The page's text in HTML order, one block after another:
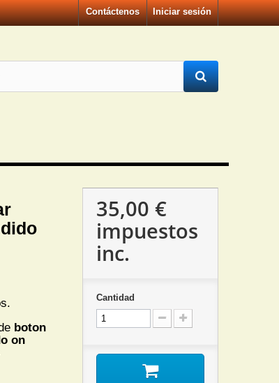
Iniciar sesión
Contáctenos
boton
on
35,00 €
impuestos
inc.
Cantidad